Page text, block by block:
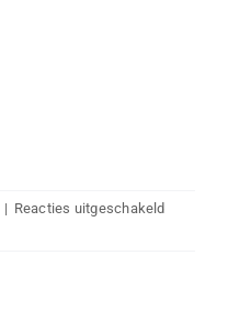
| Reacties uitgeschakeldvoor